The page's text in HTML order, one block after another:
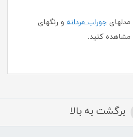
جوراب مردانه و رنگهای
مشاهده کنید.
برگشت به بالا